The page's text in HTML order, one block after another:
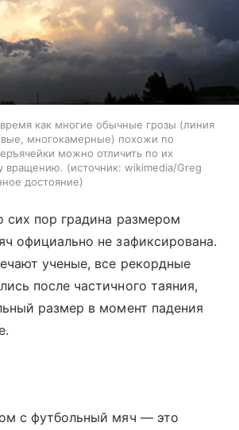
как многие обычные грозы (линия
многокамерные) похожи по
можно отличить по их
вращению.
источник: wikimedia/Greg
достояние
сих пор градина размером
официально не зафиксирована.
ученые, все рекордные
после частичного таяния,
размер в момент падения
с футбольный мяч — это